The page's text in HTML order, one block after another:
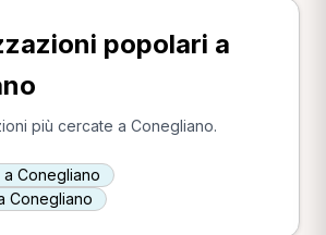
popolari a
più cercate a Conegliano.
Conegliano
Conegliano